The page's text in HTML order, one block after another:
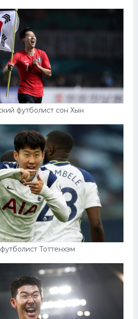
футболист сон Хын
Тоттенхэм